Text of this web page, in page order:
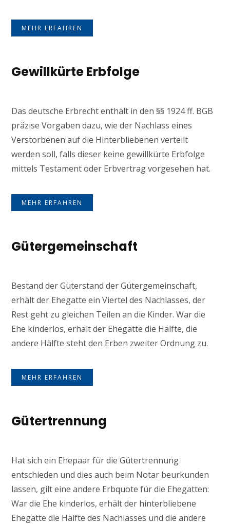
MEHR ERFAHREN
Gewillkürte Erbfolge
Das deutsche Erbrecht enthält in den §§ 1924 ff. BGB
präzise Vorgaben dazu, wie der Nachlass eines
Verstorbenen auf die Hinterbliebenen verteilt
werden soll, falls dieser keine gewillkürte Erbfolge
mittels Testament oder Erbvertrag vorgesehen hat.
MEHR ERFAHREN
Gütergemeinschaft
Bestand der Güterstand der Gütergemeinschaft,
erhält der Ehegatte ein Viertel des Nachlasses, der
Rest geht zu gleichen Teilen an die Kinder. War die
Ehe kinderlos, erhält der Ehegatte die Hälfte, die
andere Hälfte steht den Erben zweiter Ordnung zu.
MEHR ERFAHREN
Gütertrennung
Hat sich ein Ehepaar für die Gütertrennung
entschieden und dies auch beim Notar beurkunden
lassen, gilt eine andere Erbquote für die Ehegatten:
War die Ehe kinderlos, erhält der hinterbliebene
Ehegatte die Hälfte des Nachlasses und die andere